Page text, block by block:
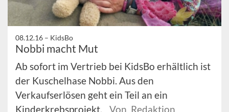
08.12.16 – KidsBo
Nobbi macht Mut
Ab sofort im Vertrieb bei KidsBo erhältlich ist
der Kuschelhase Nobbi. Aus den
Verkaufserlösen geht ein Teil an ein
Kinderkrebsprojekt.
Von Redaktion